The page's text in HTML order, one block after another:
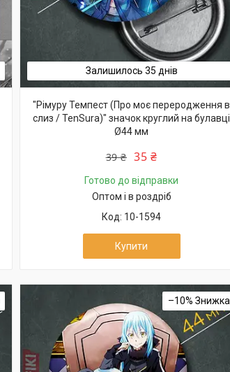
Залишилось 35 днів
"Рімуру Темпест (Про моє переродження в
слиз / TenSura)" значок круглий на булавці
Ø44 мм
39 ₴ 35 ₴
Готово до відправки
Оптом і в роздріб
10-1594
Купити
–10%